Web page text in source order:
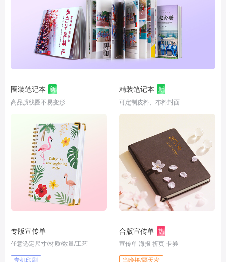
圈装笔记本
新
高品质线圈不易变形
精装笔记本
新
可定制皮料、布料封面
专版宣传单
任意选定尺寸/材质/数量/工艺
专机印刷
合版宣传单 热
宣传单 海报 折页 卡券
当晚拼/隔天发